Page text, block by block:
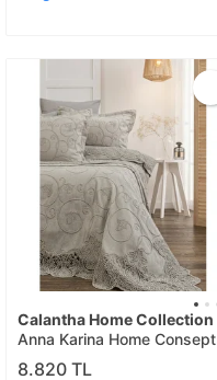
Calantha Home Collection
Anna Karina Home Consept
İsabella 6 Prç Pike Takımı
8.820 TL